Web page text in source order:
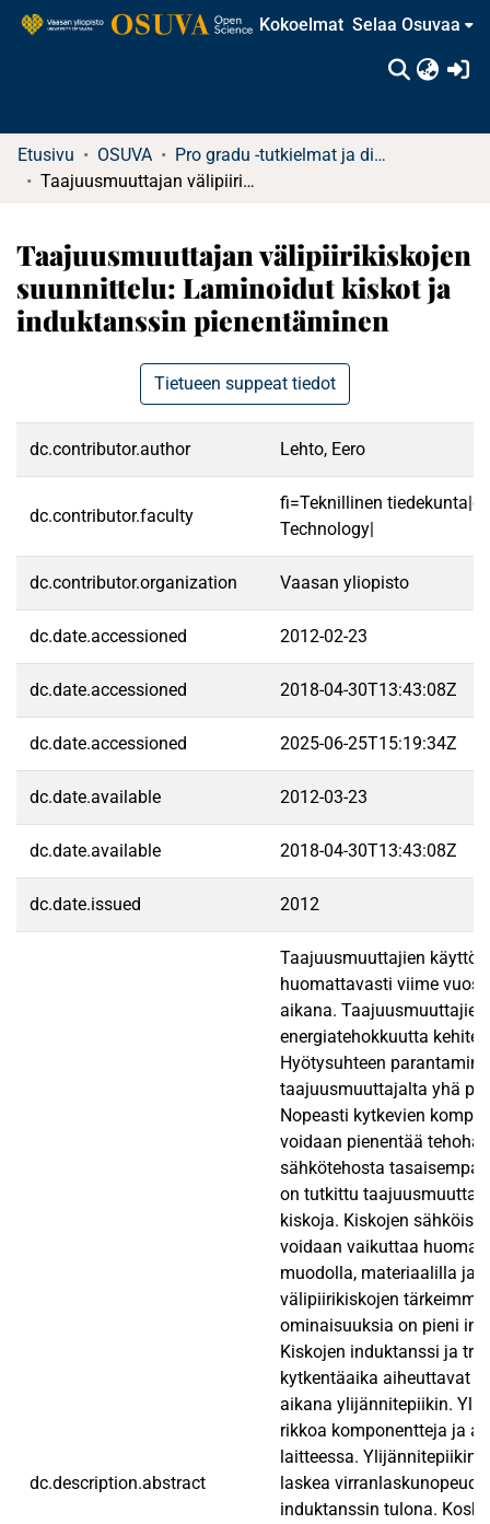
Kokoelmat Selaa Osuvaa
Etusivu OSUVA
Pro gradu -tutkielmat ja diplomityöt
Taajuusmuuttajan välipiirikiskojen suunnittelu: Laminoidut kiskot ja induktanssin pienentäminen
Taajuusmuuttajan välipiirikiskojen
suunnittelu: Laminoidut kiskot ja
induktanssin pienentäminen
Tietueen suppeat tiedot
dc.contributor.author Lehto, Eero
dc.contributor.faculty
fi=Teknillinen
Technology|
dc.contributor.organization Vaasan yliopisto
dc.date.accessioned 2012-02-23
dc.date.accessioned 2018-04-30T13:43:08Z
dc.date.accessioned 2025-06-25T15:19:34Z
dc.date.available 2012-03-23
dc.date.available 2018-04-30T13:43:08Z
dc.date.issued 2012
dc.description.abstract
Taajuusmuuttajien käyttö
huomattavasti viime
aikana.
energiatehokkuutta
Hyötysuhteen
taajuusmuuttajalta yhä
Nopeasti kytkevien
voidaan pienentää
sähkötehosta
on tutkittu
kiskoja. Kiskojen
voidaan vaikuttaa
muodolla, materiaalilla ja
välipiirikiskojen
ominaisuuksia on pieni
Kiskojen induktanssi ja
kytkentäaika aiheuttavat
aikana ylijännitepiikin.
rikkoa komponentteja ja
laitteessa. Ylijännitepiikin
laskea
induktanssin tulona.